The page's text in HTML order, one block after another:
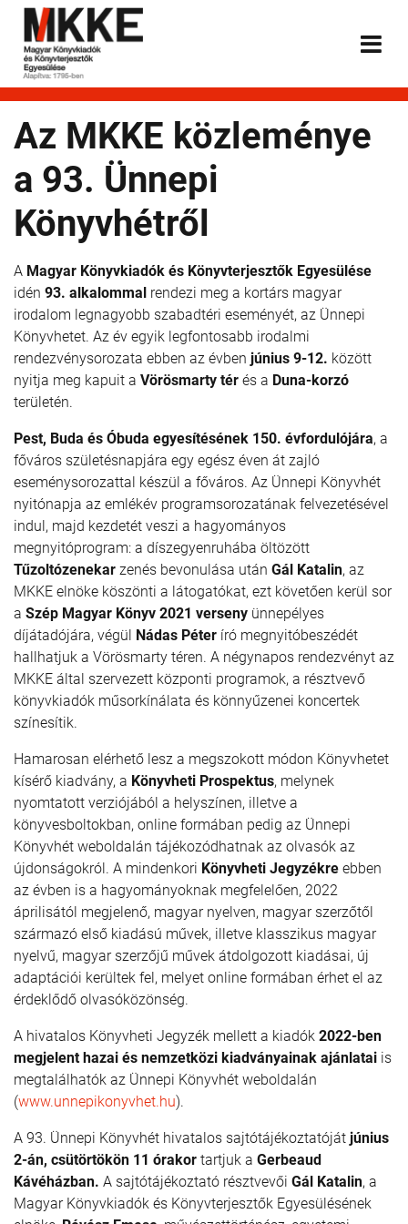
Az MKKE közleménye
a 93. Ünnepi
Könyvhétről
A Magyar Könyvkiadók és Könyvterjesztők Egyesülése
idén 93. alkalommal rendezi meg a kortárs magyar
irodalom legnagyobb szabadtéri eseményét, az Ünnepi
Könyvhetet. Az év egyik legfontosabb irodalmi
rendezvénysorozata ebben az évben június 9-12. között
nyitja meg kapuit a Vörösmarty tér és a Duna-korzó
területén.
Pest, Buda és Óbuda egyesítésének 150. évfordulójára, a
főváros születésnapjára egy egész éven át zajló
eseménysorozattal készül a főváros. Az Ünnepi Könyvhét
nyitónapja az emlékév programsorozatának felvezetésével
indul, majd kezdetét veszi a hagyományos
megnyitóprogram: a díszegyenruhába öltözött
Tűzoltózenekar zenés bevonulása után Gál Katalin, az
MKKE elnöke köszönti a látogatókat, ezt követően kerül sor
a Szép Magyar Könyv 2021 verseny ünnepélyes
díjátadójára, végül Nádas Péter író megnyitóbeszédét
hallhatjuk a Vörösmarty téren. A négynapos rendezvényt az
MKKE által szervezett központi programok, a résztvevő
könyvkiadók műsorkínálata és könnyűzenei koncertek
színesítik.
Hamarosan elérhető lesz a megszokott módon Könyvhetet
kísérő kiadvány, a Könyvheti Prospektus, melynek
nyomtatott verziójából a helyszínen, illetve a
könyvesboltokban, online formában pedig az Ünnepi
Könyvhét weboldalán tájékozódhatnak az olvasók az
újdonságokról. A mindenkori Könyvheti Jegyzékre ebben
az évben is a hagyományoknak megfelelően, 2022
áprilisától megjelenő, magyar nyelven, magyar szerzőtől
származó első kiadású művek, illetve klasszikus magyar
nyelvű, magyar szerzőjű művek átdolgozott kiadásai, új
adaptációi kerültek fel, melyet online formában érhet el az
érdeklődő olvasóközönség.
A hivatalos Könyvheti Jegyzék mellett a kiadók 2022-ben
megjelent hazai és nemzetközi kiadványainak ajánlatai is
megtalálhatók az Ünnepi Könyvhét weboldalán
(www.unnepikonyvhet.hu).
A 93. Ünnepi Könyvhét hivatalos sajtótájékoztatóját június
2-án, csütörtökön 11 órakor tartjuk a Gerbeaud
Kávéházban. A sajtótájékoztató résztvevői Gál Katalin, a
Magyar Könyvkiadók és Könyvterjesztők Egyesülésének